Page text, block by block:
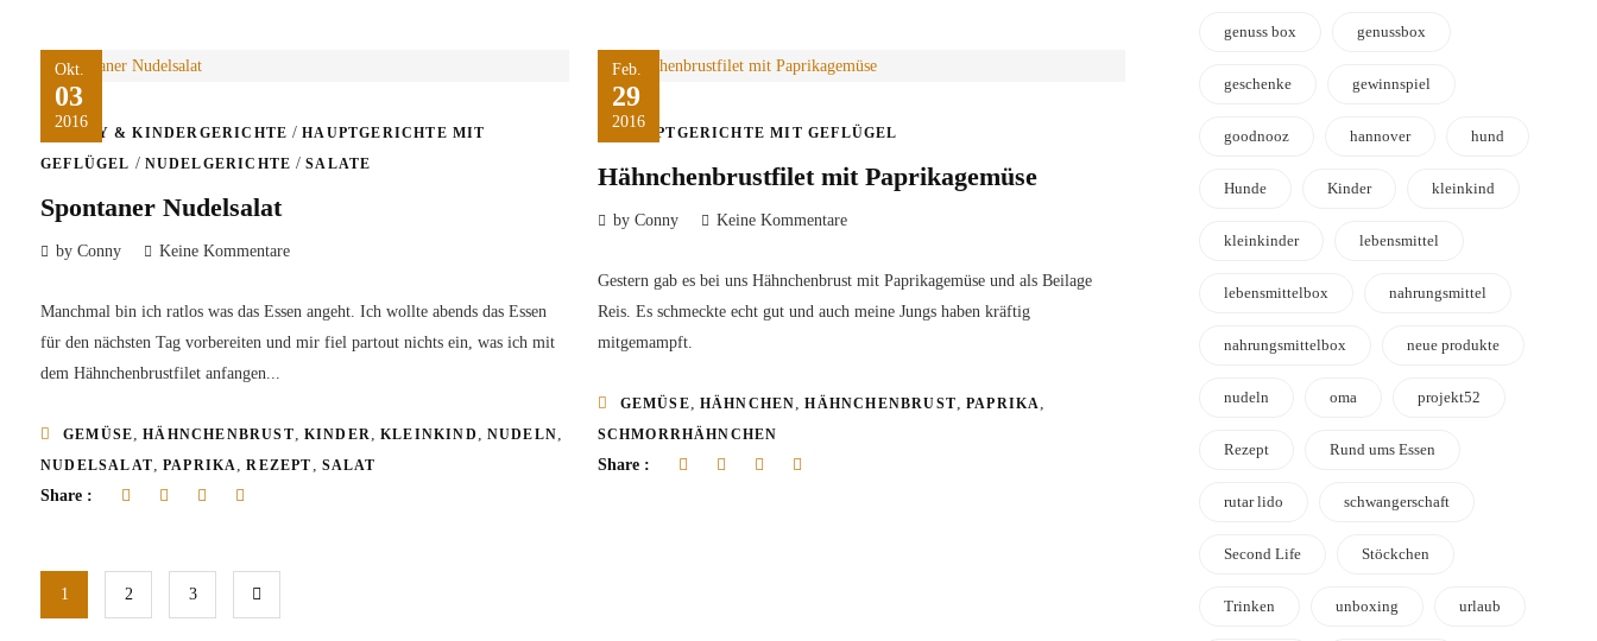
Okt.
03
2016
BABY & KINDERGERICHTE /HAUPTGERICHTE MIT
GEFLÜGEL / NUDELGERICHTE /SALATE
Spontaner Nudelsalat
by Conny Keine Kommentare
Manchmal bin ich ratlos was das Essen angeht. Ich wollte abends das Essen
für den nächsten Tag vorbereiten und mir fiel partout nichts ein, was ich mit
dem Hähnchenbrustfilet anfangen...
GEMÜSE ,HÄHNCHENBRUST KINDER ,KLEINKIND NUDELN
NUDELSALAT PAPRIKA ,REZEPT SALAT
Share :
Feb.
29
2016
HAUPTGERICHTE MIT GEFLÜGEL
Hähnchenbrustfilet mit Paprikagemüse
by Conny Keine Kommentare
Gestern gab es bei uns Hähnchenbrust mit Paprikagemüse und als Beilage
Reis. Es schmeckte echt gut und auch meine Jungs haben kräftig
mitgemampft.
GEMÜSE HÄHNCHEN ,HÄHNCHENBRUST PAPRIKA
SCHMORRHÄHNCHEN
Share :
1 2 3
genuss box genussbox
geschenke gewinnspiel
goodnooz hannover hund
Hunde Kinder kleinkind
kleinkinder lebensmittel
lebensmittelbox nahrungsmittel
nahrungsmittelbox neue produkte
nudeln oma projekt52
Rezept Rund ums Essen
rutar lido schwangerschaft
Second Life Stöckchen
Trinken unboxing urlaub